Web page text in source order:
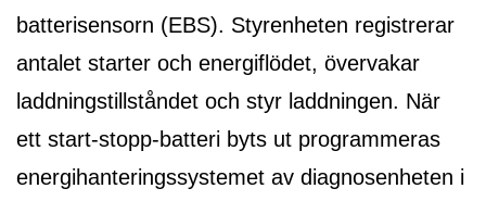
batterisensorn (EBS). Styrenheten registrerar
antalet starter och energiflödet, övervakar
laddningstillståndet och styr laddningen. När
ett start-stopp-batteri byts ut programmeras
energihanteringssystemet av diagnosenheten i